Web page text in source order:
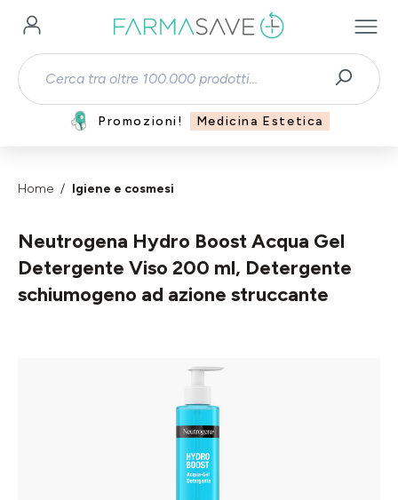
Passa al contenuto principale
Promozioni! Medicina Estetica
Home Igiene e cosmesi
Neutrogena Hydro Boost Acqua Gel
Detergente Viso 200 ml, Detergente
schiumogeno ad azione struccante